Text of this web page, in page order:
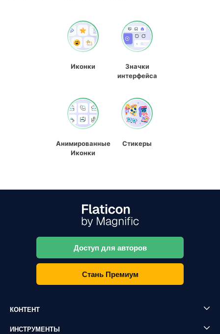
Иконки
Значки
интерфейса
Анимированные
Иконки
Стикеры
Доступ для авторов
Стань Премиум
КОНТЕНТ
ИНСТРУМЕНТЫ